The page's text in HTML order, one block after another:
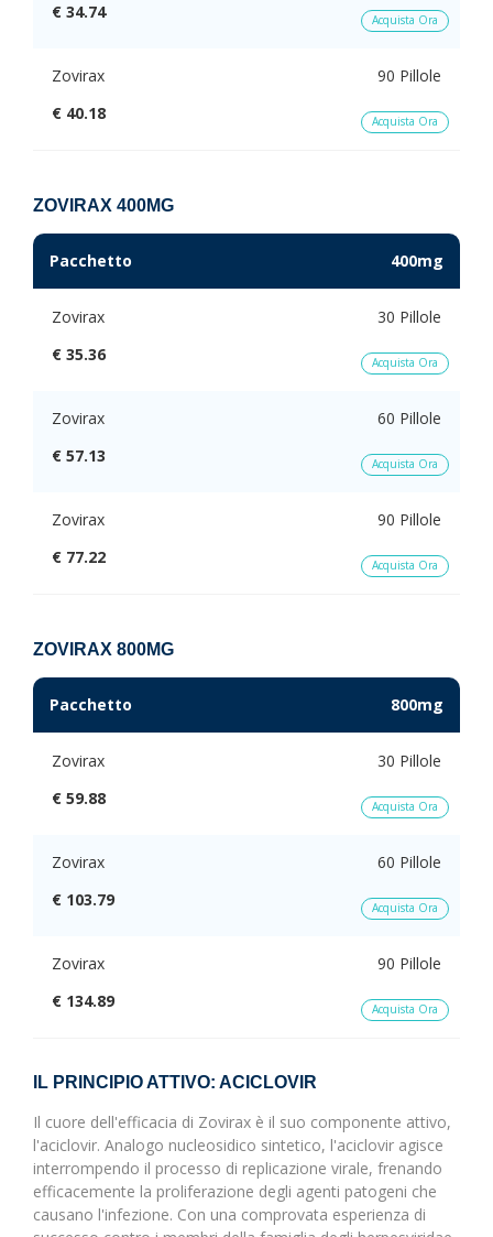
€ 34.74
Acquista Ora
Zovirax
90 Pillole
€ 40.18
Acquista Ora
ZOVIRAX 400MG
Pacchetto 400mg
Zovirax
30 Pillole
€ 35.36
Acquista Ora
Zovirax
60 Pillole
€ 57.13
Acquista Ora
Zovirax
90 Pillole
€ 77.22
Acquista Ora
ZOVIRAX 800MG
Pacchetto 800mg
Zovirax
30 Pillole
€ 59.88
Acquista Ora
Zovirax
60 Pillole
€ 103.79
Acquista Ora
Zovirax
90 Pillole
€ 134.89
Acquista Ora
IL PRINCIPIO ATTIVO: ACICLOVIR
Il cuore dell'efficacia di Zovirax è il suo componente attivo,
l'aciclovir. Analogo nucleosidico sintetico, l'aciclovir agisce
interrompendo il processo di replicazione virale, frenando
efficacemente la proliferazione degli agenti patogeni che
causano l'infezione. Con una comprovata esperienza di